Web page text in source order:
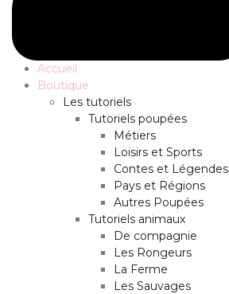
Accueil
Boutique
Les tutoriels
Tutoriels poupées
Métiers
Loisirs et Sports
Contes et Légendes
Pays et Régions
Autres Poupées
Tutoriels animaux
De compagnie
Les Rongeurs
La Ferme
Les Sauvages